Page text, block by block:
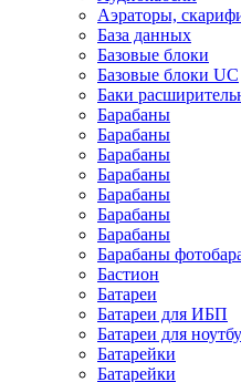
Аэраторы,
База данных
Базовые блоки
Базовые блоки UC
Баки
Барабаны
Барабаны
Барабаны
Барабаны
Барабаны
Барабаны
Барабаны
Барабаны
Бастион
Батареи
Батареи для ИБП
Батареи для
Батарейки
Батарейки